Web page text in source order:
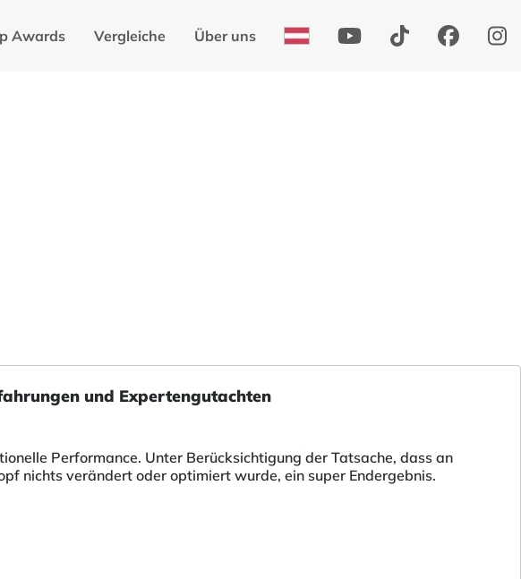
Awards Vergleiche Über uns
und Expertengutachten
Performance. Unter Berücksichtigung der Tatsache, dass an
nichts verändert oder optimiert wurde, ein super Endergebnis.